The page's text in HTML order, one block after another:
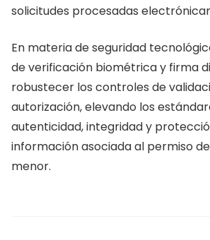
solicitudes procesadas
En materia de seguridad
de verificación biométrica y firma
robustecer los controles de
autorización, elevando los
autenticidad, integridad y
información asociada al permiso
menor.